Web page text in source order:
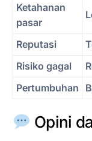
Ketahanan
pasar
Reputasi
Risiko gagal
Pertumbuhan
Opini